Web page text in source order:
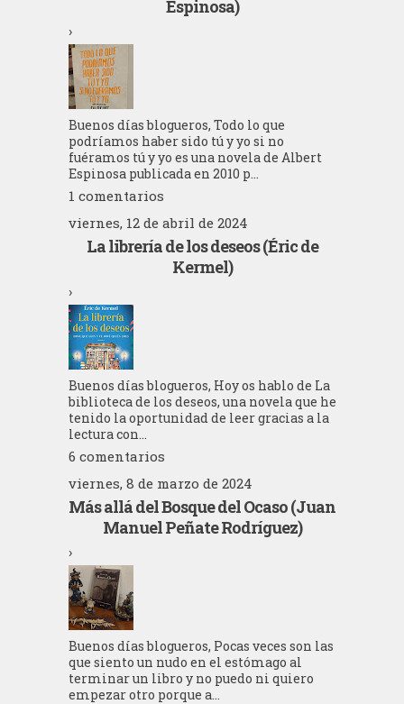
Espinosa)
›
Buenos días blogueros, Todo lo que
podríamos haber sido tú y yo si no
fuéramos tú y yo es una novela de Albert
Espinosa publicada en 2010 p...
1 comentarios
viernes, 12 de abril de 2024
La librería de los deseos (Éric de
Kermel)
›
Buenos días blogueros, Hoy os hablo de La
biblioteca de los deseos, una novela que he
tenido la oportunidad de leer gracias a la
lectura con...
6 comentarios
viernes, 8 de marzo de 2024
Más allá del Bosque del Ocaso (Juan
Manuel Peñate Rodríguez)
›
Buenos días blogueros, Pocas veces son las
que siento un nudo en el estómago al
terminar un libro y no puedo ni quiero
empezar otro porque a...